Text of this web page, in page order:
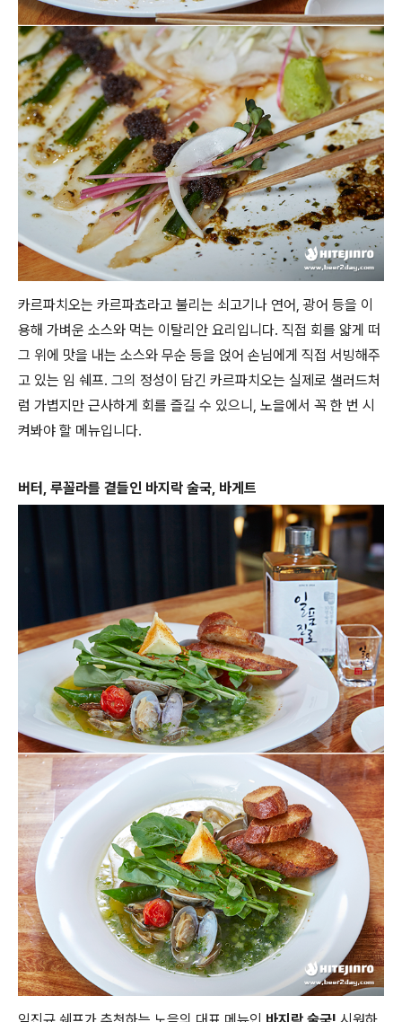
카르파치오는 카르파쵸라고 불리는 쇠고기나 연어, 광어 등을 이
용해 가벼운 소스와 먹는 이탈리안 요리입니다. 직접 회를 얇게 떠
그 위에 맛을 내는 소스와 무순 등을 얹어 손님에게 직접 서빙해주
고 있는 임 쉐프. 그의 정성이 담긴 카르파치오는 실제로 샐러드처
럼 가볍지만 근사하게 회를 즐길 수 있으니, 노을에서 꼭 한 번 시
켜봐야 할 메뉴입니다.
버터, 루꼴라를 곁들인 바지락 술국, 바게트